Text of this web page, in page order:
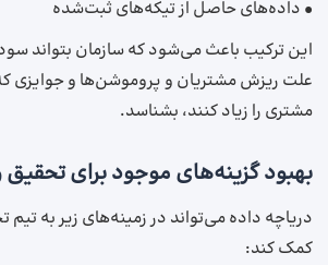
• داده‌های حاصل از تیکه‌های ثبت‌شده
این ترکیب باعث می‌شود که سازمان بتواند
علت ریزش مشتریان و پروموشن‌ها و جوایزی
مشتری را زیاد کنند، بشناسد.
بهبود گزینه‌های موجود برای
دریاچه داده می‌تواند در زمینه‌های زیر به
کمک کند: